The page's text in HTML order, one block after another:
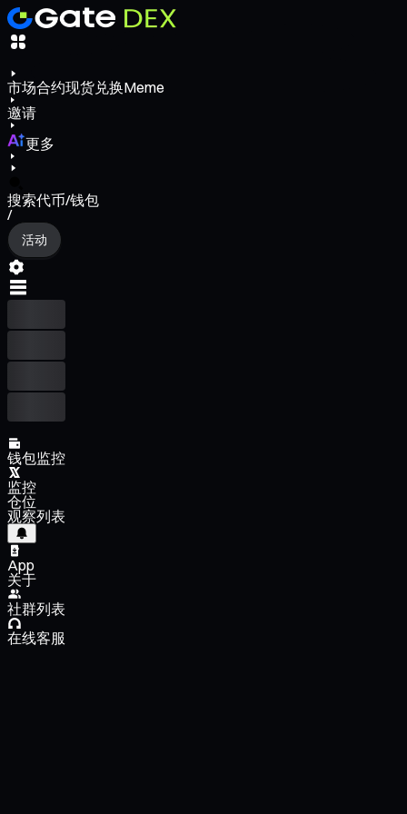
市场合约现货兑换Meme
邀请
更多
搜索代币/钱包
/
活动
钱包监控
监控
仓位
观察列表
App
关于
社群列表
在线客服